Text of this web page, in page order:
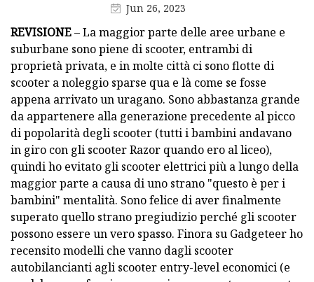
Jun 26, 2023
REVISIONE– La maggior parte delle aree urbane e
suburbane sono piene di scooter, entrambi di
proprietà privata, e in molte città ci sono flotte di
scooter a noleggio sparse qua e là come se fosse
appena arrivato un uragano. Sono abbastanza grande
da appartenere alla generazione precedente al picco
di popolarità degli scooter (tutti i bambini andavano
in giro con gli scooter Razor quando ero al liceo),
quindi ho evitato gli scooter elettrici più a lungo della
maggior parte a causa di uno strano "questo è per i
bambini" mentalità. Sono felice di aver finalmente
superato quello strano pregiudizio perché gli scooter
possono essere un vero spasso. Finora su Gadgeteer ho
recensito modelli che vanno dagli scooter
autobilancianti agli scooter entry-level economici (e